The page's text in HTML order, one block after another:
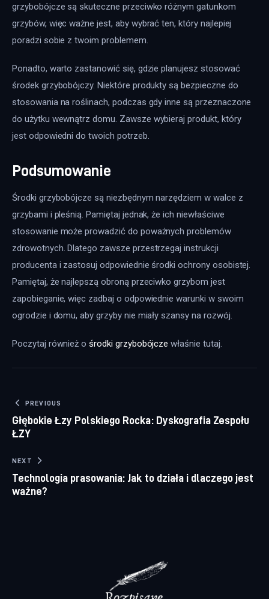
grzybobójcze są skuteczne przeciwko różnym gatunkom
grzybów, więc ważne jest, aby wybrać ten, który najlepiej
poradzi sobie z twoim problemem.
Ponadto, warto zastanowić się, gdzie planujesz stosować
środek grzybobójczy. Niektóre produkty są bezpieczne do
stosowania na roślinach, podczas gdy inne są przeznaczone
do użytku wewnątrz domu. Zawsze wybieraj produkt, który
jest odpowiedni do twoich potrzeb.
Podsumowanie
Środki grzybobójcze są niezbędnym narzędziem w walce z
grzybami i pleśnią. Pamiętaj jednak, że ich niewłaściwe
stosowanie może prowadzić do poważnych problemów
zdrowotnych. Dlatego zawsze przestrzegaj instrukcji
producenta i zastosuj odpowiednie środki ochrony osobistej.
Pamiętaj, że najlepszą obroną przeciwko grzybom jest
zapobieganie, więc zadbaj o odpowiednie warunki w swoim
ogrodzie i domu, aby grzyby nie miały szansy na rozwój.
Poczytaj również o środki grzybobójcze właśnie tutaj.
Nawigacja wpisu
PREVIOUS
Głębokie Łzy Polskiego Rocka: Dyskografia Zespołu
ŁZY
NEXT
Technologia prasowania: Jak to działa i dlaczego jest
ważne?